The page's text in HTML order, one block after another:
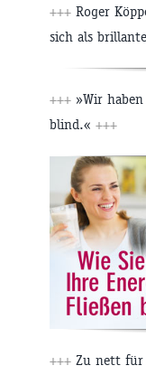
+++ Roger
sich als
+++ »Wir
blind.« +++
+++ Zu nett für